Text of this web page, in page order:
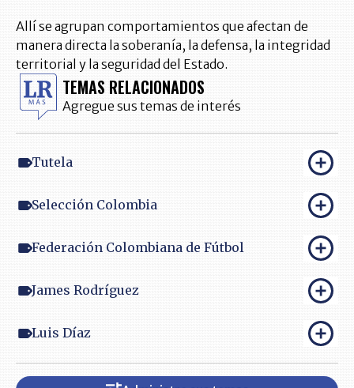
Allí se agrupan comportamientos que afectan de
manera directa la soberanía, la defensa, la integridad
territorial y la seguridad del Estado.
TEMAS RELACIONADOS
Agregue sus temas de interés
Tutela
Selección Colombia
Federación Colombiana de Fútbol
James Rodríguez
Luis Díaz